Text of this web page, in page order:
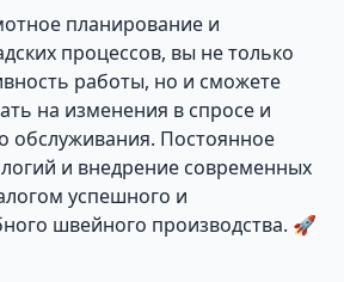
планирование и
процессов, вы не только
работы, но и сможете
на изменения в спросе и
обслуживания. Постоянное
и внедрение современных
успешного и
швейного производства. 🚀